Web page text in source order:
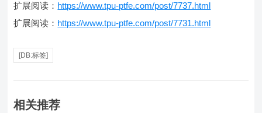
扩展阅读： https://www.tpu-ptfe.com/post/7737.html
扩展阅读： https://www.tpu-ptfe.com/post/7731.html
[DB:标签]
相关推荐